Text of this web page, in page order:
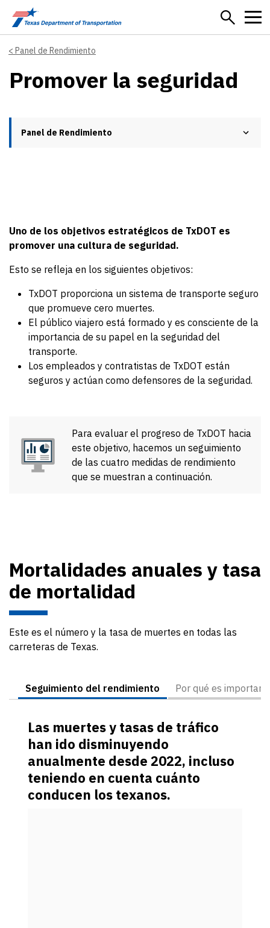
Skip to main content
Panel de Rendimiento
Promover la seguridad
Panel de Rendimiento
Uno de los objetivos estratégicos de TxDOT es
promover una cultura de seguridad.
Esto se refleja en los siguientes objetivos:
TxDOT proporciona un sistema de transporte seguro
que promueve cero muertes.
El público viajero está formado y es consciente de la
importancia de su papel en la seguridad del
transporte.
Los empleados y contratistas de TxDOT están
seguros y actúan como defensores de la seguridad.
Para evaluar el progreso de TxDOT hacia
este objetivo, hacemos un seguimiento
de las cuatro medidas de rendimiento
que se muestran a continuación.
Mortalidades anuales y tasa
de mortalidad
Este es el número y la tasa de muertes en todas las
carreteras de Texas.
Seguimiento del rendimiento Por qué es
Las muertes y tasas de tráfico
han ido disminuyendo
anualmente desde 2022, incluso
teniendo en cuenta cuánto
conducen los texanos.